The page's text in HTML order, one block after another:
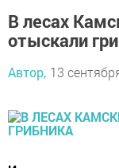
В лесах
отыскали
Автор, 13